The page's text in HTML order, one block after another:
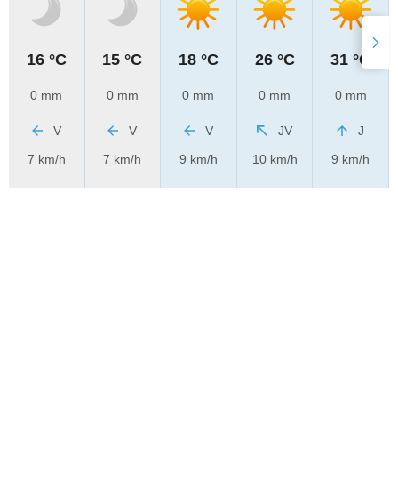
16 °C
0 mm
V
7 km/h
15 °C
0 mm
V
7 km/h
18 °C
0 mm
V
9 km/h
26 °C
0 mm
JV
10 km/h
31 °C
0 mm
J
9 km/h